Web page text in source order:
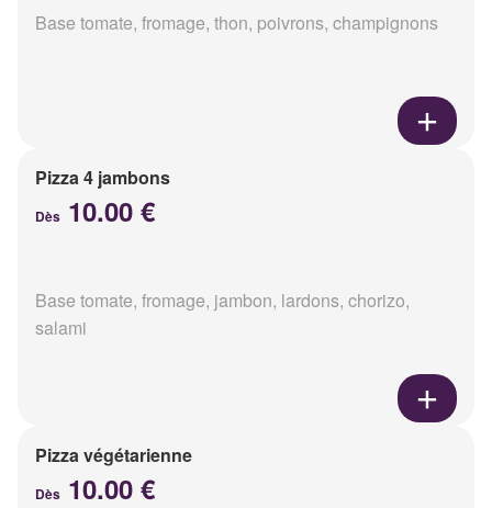
Base tomate, fromage, thon, poivrons, champignons
Pizza 4 jambons
Dès 10.00 €
Base tomate, fromage, jambon, lardons, chorizo,
salami
Pizza végétarienne
Dès 10.00 €